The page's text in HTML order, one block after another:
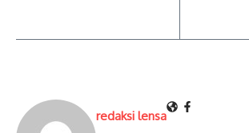
redaksi lensa